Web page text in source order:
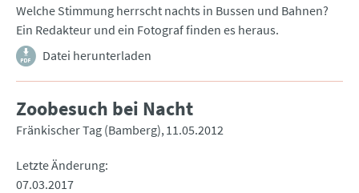
Welche Stimmung herrscht nachts in Bussen und Bahnen?
Ein Redakteur und ein Fotograf finden es heraus.
Datei herunterladen
Zoobesuch bei Nacht
Fränkischer Tag (Bamberg) 11.05.2012
Letzte Änderung
07.03.2017